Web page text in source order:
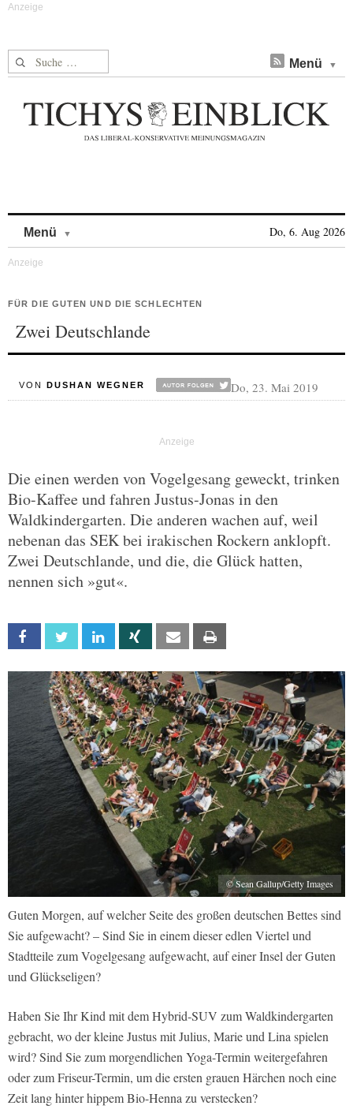
Suche nach: Menü
Menü Do, 6. Aug 2026
FÜR DIE GUTEN UND DIE SCHLECHTEN
Zwei Deutschlande
VON DUSHAN WEGNER Do, 23. Mai 2019
Die einen werden von Vogelgesang geweckt, trinken
Bio-Kaffee und fahren Justus-Jonas in den
Waldkindergarten. Die anderen wachen auf, weil
nebenan das SEK bei irakischen Rockern anklopft.
Zwei Deutschlande, und die, die Glück hatten,
nennen sich »gut«.
Facebook Twitter Linkedin Xing Email
© Sean Gallup/Getty Images
Guten Morgen, auf welcher Seite des großen deutschen Bettes sind
Sie aufgewacht? – Sind Sie in einem dieser edlen Viertel und
Stadtteile zum Vogelgesang aufgewacht, auf einer Insel der Guten
und Glückseligen?
Haben Sie Ihr Kind mit dem Hybrid-SUV zum Waldkindergarten
gebracht, wo der kleine Justus mit Julius, Marie und Lina spielen
wird? Sind Sie zum morgendlichen Yoga-Termin weitergefahren
oder zum Friseur-Termin, um die ersten grauen Härchen noch eine
Zeit lang hinter hippem Bio-Henna zu verstecken?